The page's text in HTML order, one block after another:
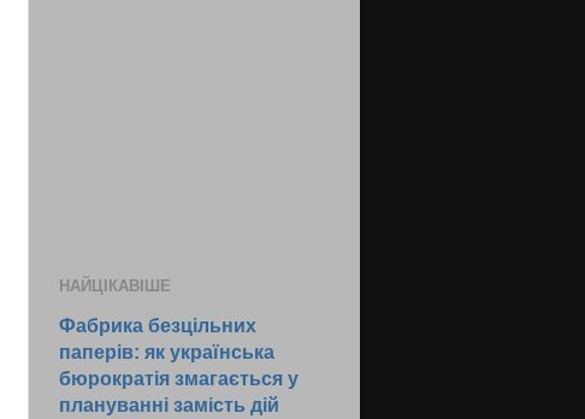
НАЙЦІКАВІШЕ
Фабрика безцільних
паперів: як українська
бюрократія змагається у
плануванні замість дій